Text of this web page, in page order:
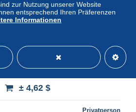
– Jolie Résidence d'été – Ed. G.
± 4,62 $
Privatperson
zur Nutzung unserer Website
entsprechend Ihren Präferenzen
Informationen